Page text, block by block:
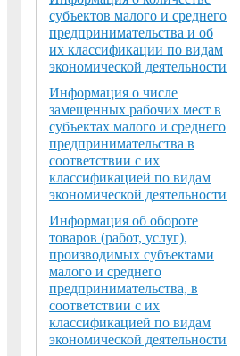
субъектов малого и среднего
предпринимательства и об
их классификации по видам
экономической деятельности
Информация о числе
замещенных рабочих мест в
субъектах малого и среднего
предпринимательства в
соответствии с их
классификацией по видам
экономической деятельности
Информация об обороте
товаров (работ, услуг),
производимых субъектами
малого и среднего
предпринимательства, в
соответствии с их
классификацией по видам
экономической деятельности